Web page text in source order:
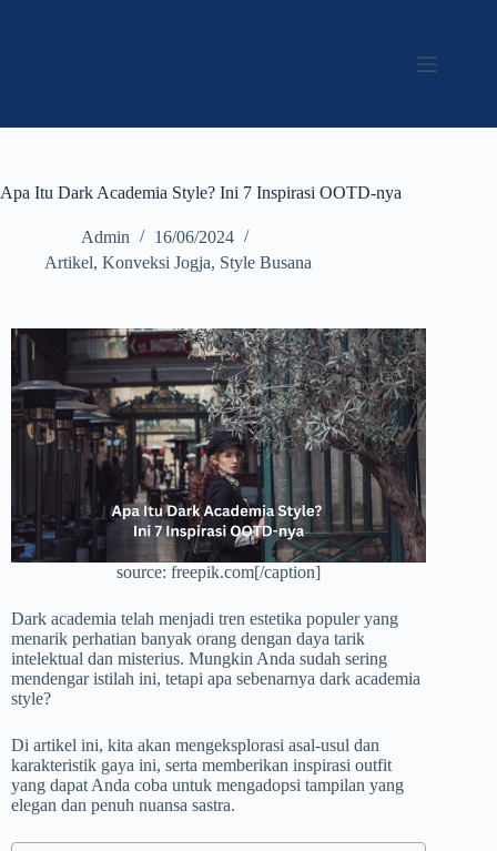
Apa Itu Dark Academia Style? Ini 7 Inspirasi OOTD-nya
Admin
16/06/2024
Artikel, Konveksi Jogja, Style Busana
source: freepik.com[/caption]
Dark academia telah menjadi tren estetika populer yang
menarik perhatian banyak orang dengan daya tarik
intelektual dan misterius. Mungkin Anda sudah sering
mendengar istilah ini, tetapi apa sebenarnya dark academia
style?
Di artikel ini, kita akan mengeksplorasi asal-usul dan
karakteristik gaya ini, serta memberikan inspirasi outfit
yang dapat Anda coba untuk mengadopsi tampilan yang
elegan dan penuh nuansa sastra.